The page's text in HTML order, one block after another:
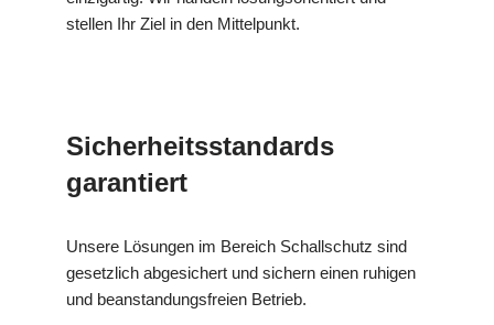
stellen Ihr Ziel in den Mittelpunkt.
Sicherheitsstandards
garantiert
Unsere Lösungen im Bereich Schallschutz sind
gesetzlich abgesichert und sichern einen ruhigen
und beanstandungsfreien Betrieb.